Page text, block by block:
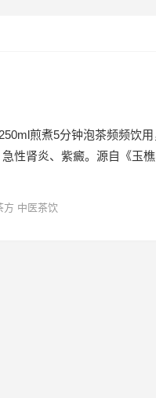
煎煮5分钟泡茶频频饮
性肾炎、紫癜。源自《玉
方 中医茶饮